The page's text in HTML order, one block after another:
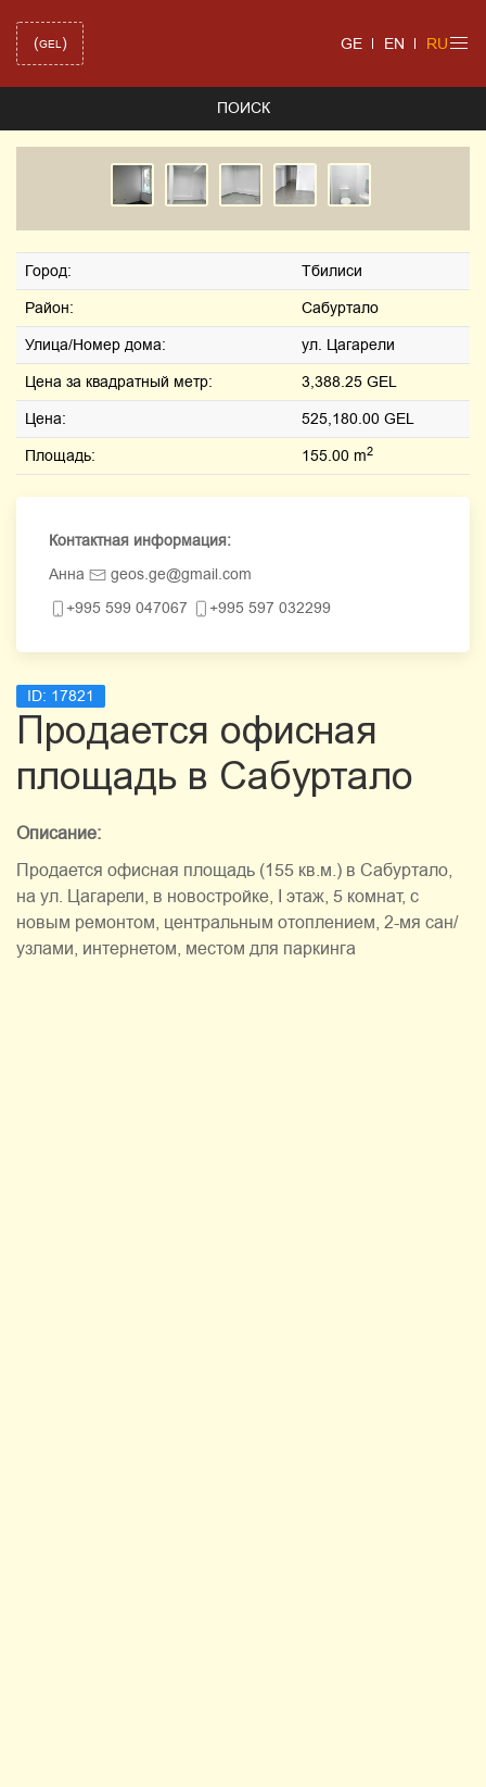
(GEL ) GE EN RU
ПОИСК
Город:
Тбилиси
Район:
Сабуртало
Улица/Номер дома:
ул. Цагарели
Цена за квадратный метр:
3,388.25 GEL
Цена:
525,180.00 GEL
Площадь:
155.00 m2
Контактная информация:
Анна
geos.ge@gmail.com
+995 599 047067
+995 597 032299
ID: 17821
Продается офисная
площадь в Сабуртало
Описание:
Продается офисная площадь (155 кв.м.) в Сабуртало,
на ул. Цагарели, в новостройке, I этаж, 5 комнат, с
новым ремонтом, центральным отоплением, 2-мя сан/
узлами, интернетом, местом для паркинга